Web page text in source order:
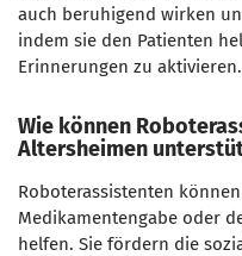
auch beruhigend wirken
indem sie den Patienten
Erinnerungen zu aktivieren.
Wie können
Altersheimen
Roboterassistenten
Medikamentengabe oder
helfen. Sie fördern die